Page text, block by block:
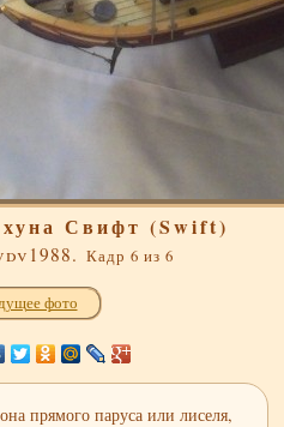
Свифт (Swift)
Кадр 6 из 6
фото
прямого паруса или лиселя,